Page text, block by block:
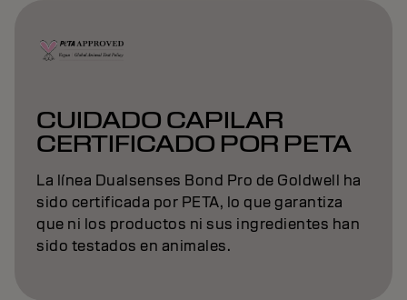
CUIDADO CAPILAR
CERTIFICADO POR PETA
La línea Dualsenses Bond Pro de Goldwell ha
sido certificada por PETA, lo que garantiza
que ni los productos ni sus ingredientes han
sido testados en animales.